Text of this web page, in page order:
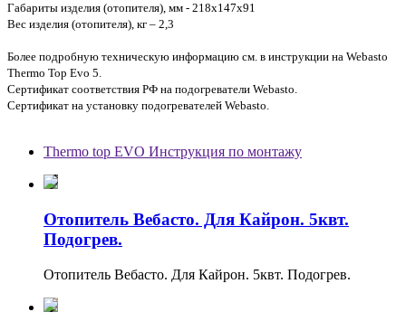
Габариты изделия (отопителя), мм - 218х147х91
Вес изделия (отопителя), кг – 2,3
Более подробную техническую информацию см. в инструкции на Webasto
Thermo Top Evo 5.
Сертификат соответствия РФ на подогреватели Webasto.
Сертификат на установку подогревателей Webasto.
Thermo top EVO Инструкция по монтажу
Отопитель Вебасто. Для Кайрон. 5квт.
Подогрев.
Отопитель Вебасто. Для Кайрон. 5квт. Подогрев.